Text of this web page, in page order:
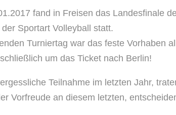
fand in Freisen das Landesfinale
Sportart Volleyball statt.
Turniertag war das feste Vorhaben
um das Ticket nach Berlin!
Teilnahme im letzten Jahr,
Vorfreude an diesem letzten,